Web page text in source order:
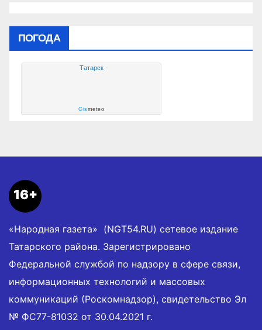
ПОГОДА
Татарск
Gismeteo
16+
«Народная газета» (NGT54.RU) сетевое издание
Татарского района. Зарегистрировано
Федеральной службой по надзору в сфере связи,
информационных технологий и массовых
коммуникаций (Роскомнадзор), свидетельство Эл
№ ФС77-81032 от 30.04.2021 г.